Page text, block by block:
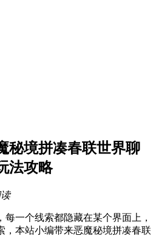
秘境拼凑春联世界聊
法攻略
一个线索都隐藏在某个界面上，
，本站小编带来恶魔秘境拼凑春联